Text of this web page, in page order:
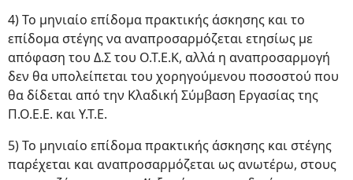
4) Το μηνιαίο επίδομα πρακτικής άσκησης και το
επίδομα στέγης να αναπροσαρμόζεται ετησίως με
απόφαση του Δ.Σ του Ο.Τ.Ε.Κ, αλλά η αναπροσαρμογή
δεν θα υπολείπεται του χορηγούμενου ποσοστού που
θα δίδεται από την Κλαδική Σύμβαση Εργασίας της
Π.Ο.Ε.Ε. και Υ.Τ.Ε.
5) Το μηνιαίο επίδομα πρακτικής άσκησης και στέγης
παρέχεται και αναπροσαρμόζεται ως ανωτέρω, στους